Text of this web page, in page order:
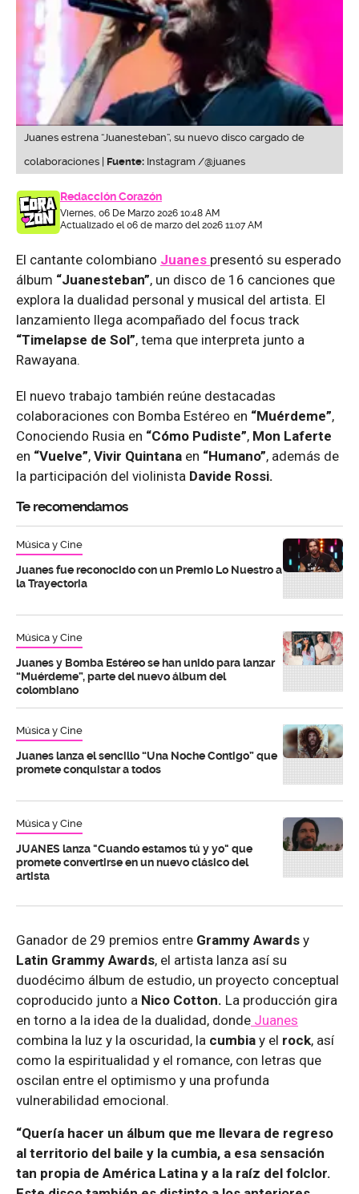
Juanes estrena “Juanesteban”, su nuevo disco cargado de
colaboraciones | Fuente: Instagram /@juanes
Redacción Corazón
Viernes, 06 De Marzo 2026 10:48 AM
Actualizado el 06 de marzo del 2026 11:07 AM
El cantante colombiano Juanes presentó su esperado
álbum “Juanesteban”, un disco de 16 canciones que
explora la dualidad personal y musical del artista. El
lanzamiento llega acompañado del focus track
“Timelapse de Sol”, tema que interpreta junto a
Rawayana.
El nuevo trabajo también reúne destacadas
colaboraciones con Bomba Estéreo en “Muérdeme”,
Conociendo Rusia en “Cómo Pudiste”, Mon Laferte
en “Vuelve”, Vivir Quintana en “Humano”, además de
la participación del violinista Davide Rossi.
Te recomendamos
Música y Cine
Juanes fue reconocido con un Premio Lo Nuestro a
la Trayectoria
Música y Cine
Juanes y Bomba Estéreo se han unido para lanzar
“Muérdeme”, parte del nuevo álbum del
colombiano
Música y Cine
Juanes lanza el sencillo “Una Noche Contigo” que
promete conquistar a todos
Música y Cine
JUANES lanza "Cuando estamos tú y yo" que
promete convertirse en un nuevo clásico del
artista
Ganador de 29 premios entre Grammy Awards y
Latin Grammy Awards, el artista lanza así su
duodécimo álbum de estudio, un proyecto conceptual
coproducido junto a Nico Cotton. La producción gira
en torno a la idea de la dualidad, donde Juanes
combina la luz y la oscuridad, la cumbia y el rock, así
como la espiritualidad y el romance, con letras que
oscilan entre el optimismo y una profunda
vulnerabilidad emocional.
“Quería hacer un álbum que me llevara de regreso
al territorio del baile y la cumbia, a esa sensación
tan propia de América Latina y a la raíz del folclor.